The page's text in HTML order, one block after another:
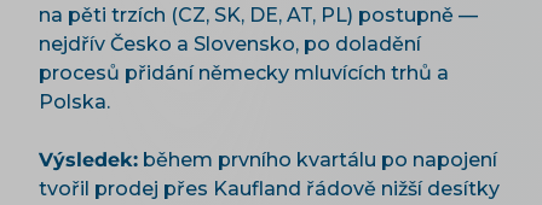
na pěti trzích (CZ, SK, DE, AT, PL) postupně —
nejdřív Česko a Slovensko, po doladění
procesů přidání německy mluvících trhů a
Polska.
Výsledek: během prvního kvartálu po napojení
tvořil prodej přes Kaufland řádově nižší desítky